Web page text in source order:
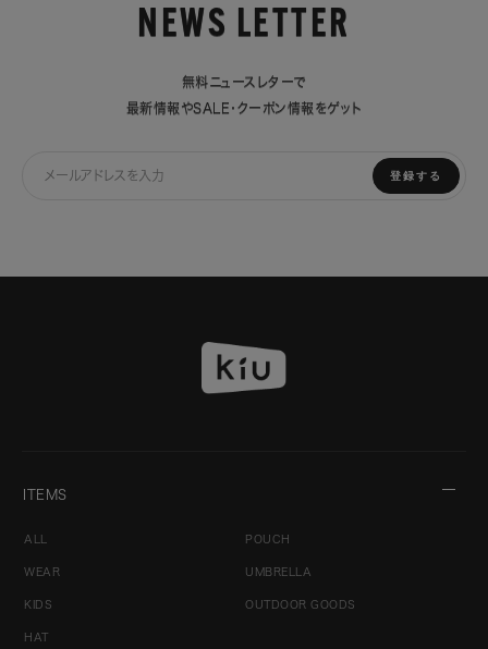
NEWS LETTER
無料ニュースレターで
最新情報やSALE・クーポン情報をゲット
登録する
ITEMS
ALL
WEAR
KIDS
HAT
POUCH
UMBRELLA
OUTDOOR GOODS